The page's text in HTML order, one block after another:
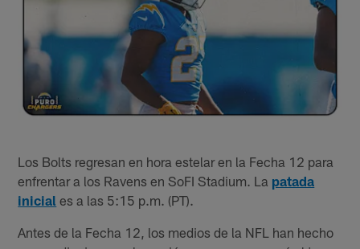
Los Bolts regresan en hora estelar en la Fecha 12 para
enfrentar a los Ravens en SoFI Stadium. La patada
inicial es a las 5:15 p.m. (PT).
Antes de la Fecha 12, los medios de la NFL han hecho